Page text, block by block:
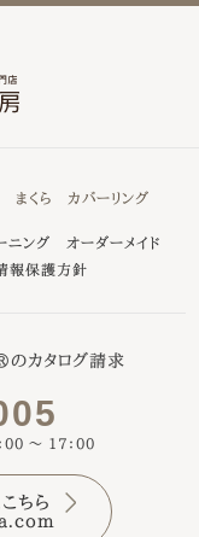
まくら カバーリング
ニング
オーダーメイド
報保護方針
のカタログ請求
00 ～ 17：00
ちら